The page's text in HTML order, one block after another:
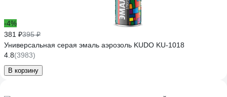
-4%
381 ₽395 ₽
Универсальная серая эмаль аэрозоль KUDO KU-1018
4.8(3983)
В корзину